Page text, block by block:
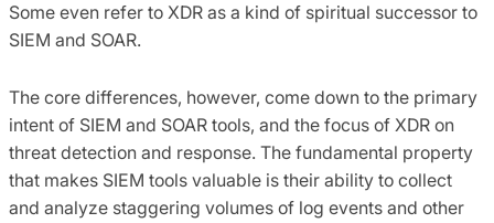
Some even refer to XDR as a kind of spiritual successor to
SIEM and SOAR.
The core differences, however, come down to the primary
intent of SIEM and SOAR tools, and the focus of XDR on
threat detection and response. The fundamental property
that makes SIEM tools valuable is their ability to collect
and analyze staggering volumes of log events and other